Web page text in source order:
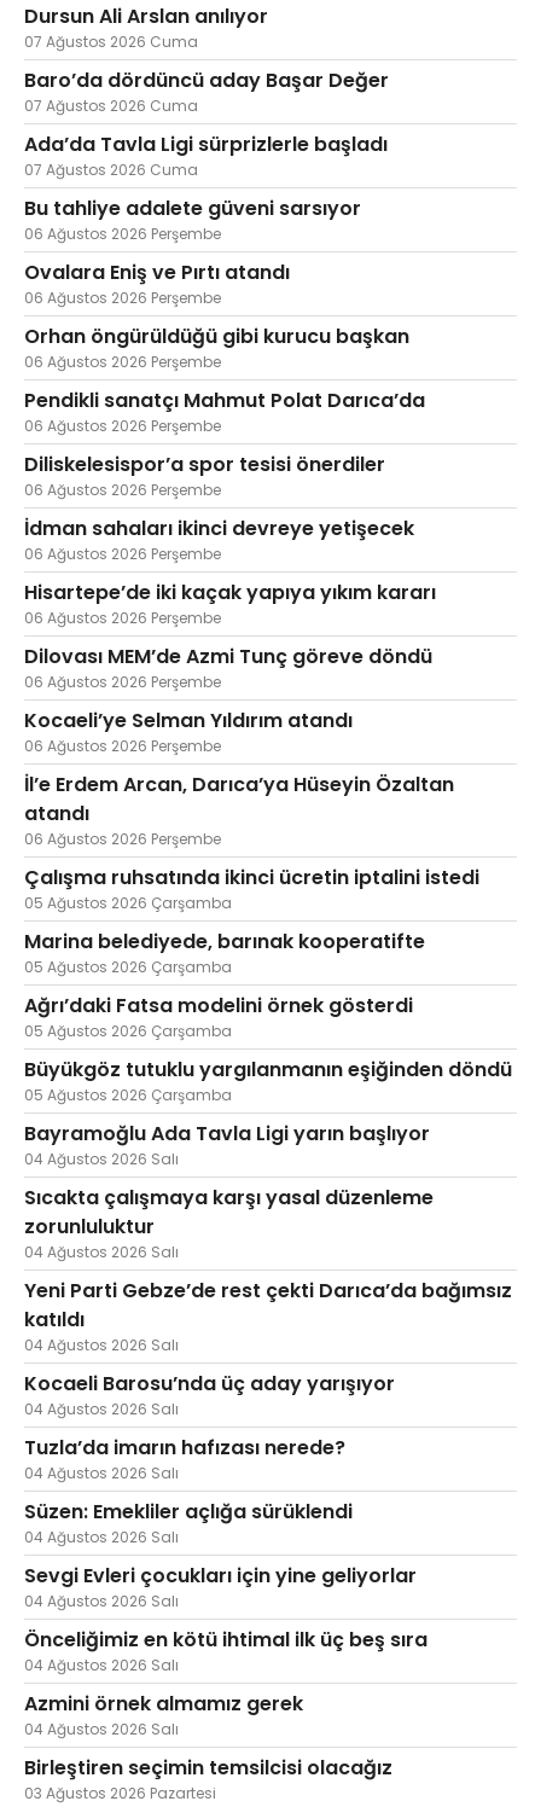
Dursun Ali Arslan anılıyor
07 Ağustos 2026 Cuma
Baro’da dördüncü aday Başar Değer
07 Ağustos 2026 Cuma
Ada’da Tavla Ligi sürprizlerle başladı
07 Ağustos 2026 Cuma
Bu tahliye adalete güveni sarsıyor
06 Ağustos 2026 Perşembe
Ovalara Eniş ve Pırtı atandı
06 Ağustos 2026 Perşembe
Orhan öngürüldüğü gibi kurucu başkan
06 Ağustos 2026 Perşembe
Pendikli sanatçı Mahmut Polat Darıca’da
06 Ağustos 2026 Perşembe
Diliskelesispor’a spor tesisi önerdiler
06 Ağustos 2026 Perşembe
İdman sahaları ikinci devreye yetişecek
06 Ağustos 2026 Perşembe
Hisartepe’de iki kaçak yapıya yıkım kararı
06 Ağustos 2026 Perşembe
Dilovası MEM’de Azmi Tunç göreve döndü
06 Ağustos 2026 Perşembe
Kocaeli’ye Selman Yıldırım atandı
06 Ağustos 2026 Perşembe
İl’e Erdem Arcan, Darıca’ya Hüseyin Özaltan
atandı
06 Ağustos 2026 Perşembe
Çalışma ruhsatında ikinci ücretin iptalini istedi
05 Ağustos 2026 Çarşamba
Marina belediyede, barınak kooperatifte
05 Ağustos 2026 Çarşamba
Ağrı’daki Fatsa modelini örnek gösterdi
05 Ağustos 2026 Çarşamba
Büyükgöz tutuklu yargılanmanın eşiğinden döndü
05 Ağustos 2026 Çarşamba
Bayramoğlu Ada Tavla Ligi yarın başlıyor
04 Ağustos 2026 Salı
Sıcakta çalışmaya karşı yasal düzenleme
zorunluluktur
04 Ağustos 2026 Salı
Yeni Parti Gebze’de rest çekti Darıca’da bağımsız
katıldı
04 Ağustos 2026 Salı
Kocaeli Barosu’nda üç aday yarışıyor
04 Ağustos 2026 Salı
Tuzla’da imarın hafızası nerede?
04 Ağustos 2026 Salı
Süzen: Emekliler açlığa sürüklendi
04 Ağustos 2026 Salı
Sevgi Evleri çocukları için yine geliyorlar
04 Ağustos 2026 Salı
Önceliğimiz en kötü ihtimal ilk üç beş sıra
04 Ağustos 2026 Salı
Azmini örnek almamız gerek
04 Ağustos 2026 Salı
Birleştiren seçimin temsilcisi olacağız
03 Ağustos 2026 Pazartesi